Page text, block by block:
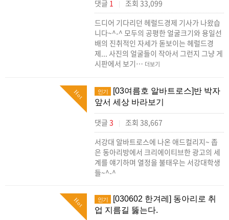
댓글 1 |
조회 33,099
드디어 기다리던 헤럴드경제 기사가 나왔습
니다~^-^ 모두의 공평한 얼굴크기와 용일선
배의 진취적인 자세가 돋보이는 헤럴드경
제... 사진의 얼굴들이 작아서 그런지 그냥 게
시판에서 보기… 더보기
Hot 인기
[03여름호 알바트로스]반 박자
앞서 세상 바라보기
댓글 3 |
조회 38,667
서강대 알바트로스에 나온 애드컬리지~ 좁
은 동아리방에서 크리에이티브한 광고의 세
계를 얘기하며 열정을 불태우는 서강대학생
들~^-^
Hot 인기
[030602 한겨레] 동아리로 취
업 지름길 뚫는다.